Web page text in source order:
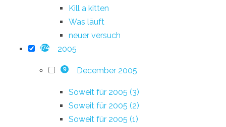
Kill a kitten
Was läuft
neuer versuch
174 2005
9 December 2005
Soweit für 2005 (3)
Soweit für 2005 (2)
Soweit für 2005 (1)